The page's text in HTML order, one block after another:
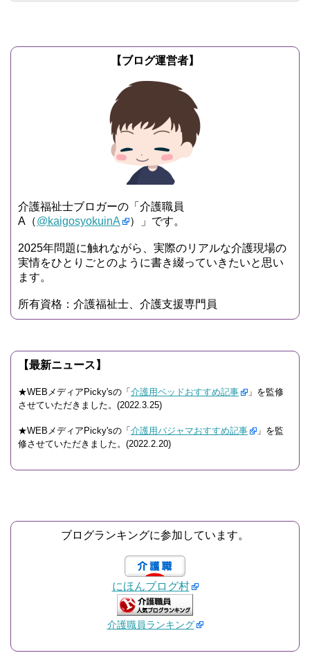
【ブログ運営者】
介護福祉士ブロガーの「介護職員
A（@kaigosyokuinA ）」です。
2025年問題に触れながら、実際のリアルな介護現場の
実情をひとりごとのように書き綴っていきたいと思い
ます。
所有資格：介護福祉士、介護支援専門員
【最新ニュース】
★WEBメディアPicky'sの「 介護用ベッドおすすめ記事
」を監修
させていただきました。(2022.3.25)
★WEBメディアPicky'sの「 介護用パジャマおすすめ記事
」を監
修させていただきました。(2022.2.20)
ブログランキングに参加しています。
にほんブログ村
介護職員ランキング